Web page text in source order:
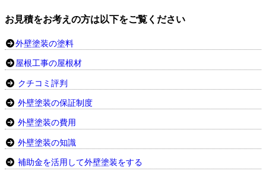
お見積をお考えの方は以下をご覧ください
外壁塗装の塗料
屋根工事の屋根材
クチコミ評判
外壁塗装の保証制度
外壁塗装の費用
外壁塗装の知識
補助金を活用して外壁塗装をする